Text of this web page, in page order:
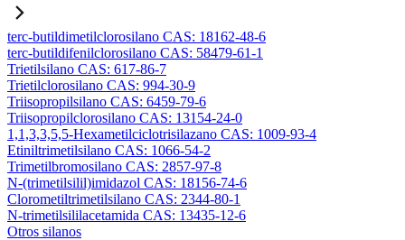
terc-butildimetilclorosilano CAS: 18162-48-6
terc-butildifenilclorosilano CAS: 58479-61-1
Trietilsilano CAS: 617-86-7
Trietilclorosilano CAS: 994-30-9
Triisopropilsilano CAS: 6459-79-6
Triisopropilclorosilano CAS: 13154-24-0
1,1,3,3,5,5-Hexametilciclotrisilazano CAS: 1009-93-4
Etiniltrimetilsilano CAS: 1066-54-2
Trimetilbromosilano CAS: 2857-97-8
N-(trimetilsilil)imidazol CAS: 18156-74-6
Clorometiltrimetilsilano CAS: 2344-80-1
N-trimetilsililacetamida CAS: 13435-12-6
Otros silanos